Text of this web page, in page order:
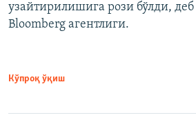
узайтирилишига рози бўлди, деб
Bloomberg агентлиги.
Кўпроқ ўқиш